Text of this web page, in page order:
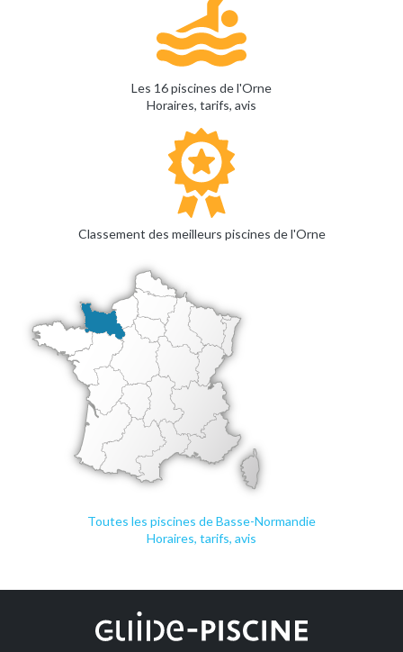
Les 16 piscines de l'Orne
Horaires, tarifs, avis
Classement des meilleurs piscines de l'Orne
Toutes les piscines de Basse-Normandie
Horaires, tarifs, avis